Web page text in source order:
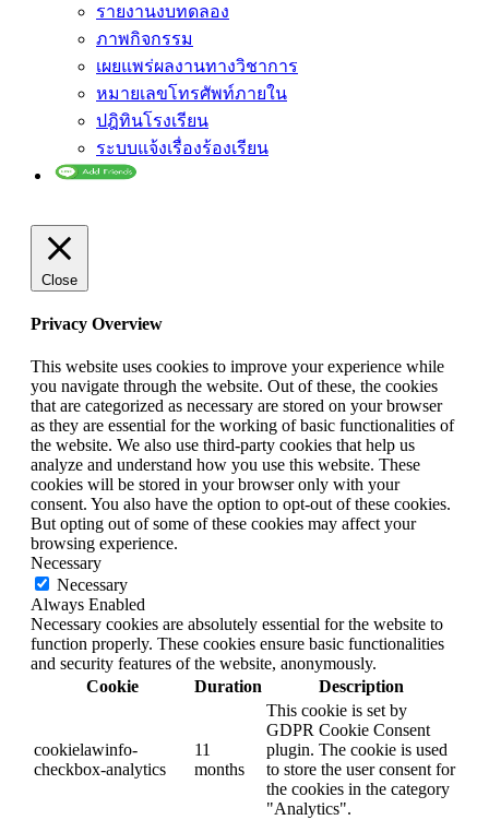
รายงานงบทดลอง
ภาพกิจกรรม
เผยแพร่ผลงานทางวิชาการ
หมายเลขโทรศัพท์ภายใน
ปฎิทินโรงเรียน
ระบบแจ้งเรื่องร้องเรียน
Close
Privacy Overview
This website uses cookies to improve your experience while
you navigate through the website. Out of these, the cookies
that are categorized as necessary are stored on your browser
as they are essential for the working of basic functionalities of
the website. We also use third-party cookies that help us
analyze and understand how you use this website. These
cookies will be stored in your browser only with your
consent. You also have the option to opt-out of these cookies.
But opting out of some of these cookies may affect your
browsing experience.
Necessary
Necessary
Always Enabled
Necessary cookies are absolutely essential for the website to
function properly. These cookies ensure basic functionalities
and security features of the website, anonymously.
Cookie
Duration Description
cookielawinfo-
checkbox-analytics
11
months
This cookie is set by
GDPR Cookie Consent
plugin. The cookie is used
to store the user consent for
the cookies in the category
"Analytics".